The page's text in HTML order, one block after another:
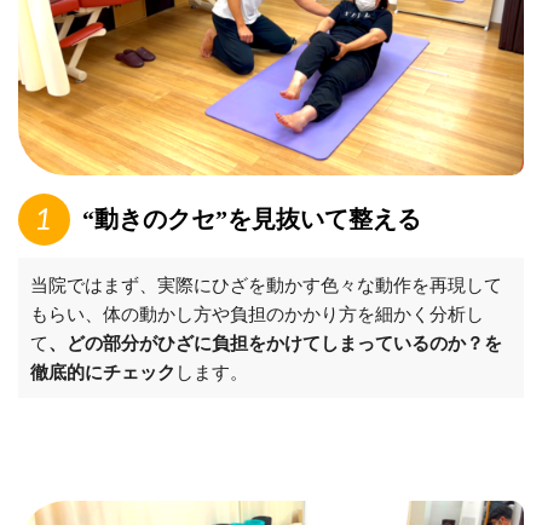
“動きのクセ”を見抜いて整える
当院ではまず、実際にひざを動かす色々な動作を再現して
もらい、体の動かし方や負担のかかり方を細かく分析し
て、どの部分がひざに負担をかけてしまっているのか？を
徹底的にチェック します。